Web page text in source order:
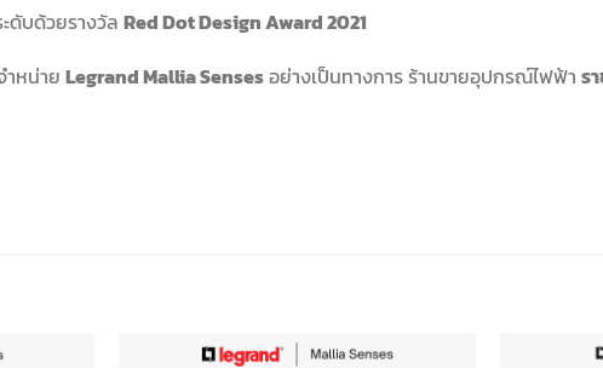
ดับด้วยรางวัล Red Dot Design Award 2021
หน่าย Legrand Mallia Sensesอย่างเป็นทางการ ร้านขายอุปกรณ์ไฟฟ้า ร